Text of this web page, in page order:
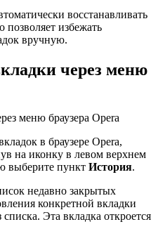
восстанавливать
позволяет избежать
вручную.
через меню
в браузере Opera,
на иконку в левом верхнем
выберите пункт История.
недавно закрытых
конкретной вкладки
Эта вкладка откроется